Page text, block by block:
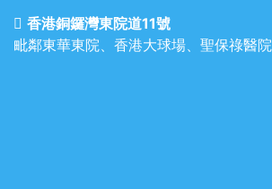
香港銅鑼灣東院道11號
毗鄰東華東院、香港大球場、聖保祿醫院